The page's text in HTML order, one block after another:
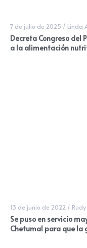
7 de julio de 2025 / Linda
Decreta Congreso del
a la alimentación
13 de junio de 2022 / Rudy
Se puso en servicio
Chetumal para que la